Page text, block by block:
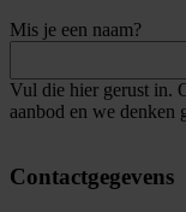
Mis je een naam?
Vul die hier gerust in.
aanbod en we denken
Contactgegevens